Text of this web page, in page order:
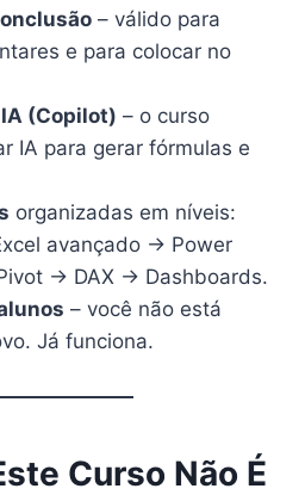
– válido para
e para colocar no
(Copilot) – o curso
IA para gerar fórmulas e
organizadas em níveis:
avançado → Power
→ DAX → Dashboards.
– você não está
Já funciona.
Curso Não É